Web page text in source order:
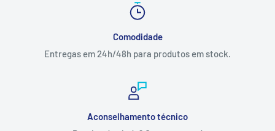
Comodidade
Entregas em 24h/48h para produtos em stock.
Aconselhamento técnico